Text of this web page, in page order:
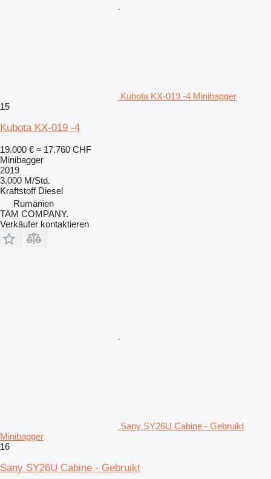
Kubota KX-019 -4 Minibagger
15
Kubota KX-019 -4
19.000 € ≈ 17.760 CHF
Minibagger
2019
3.000 M/Std.
Kraftstoff Diesel
Rumänien
TAM COMPANY.
Verkäufer kontaktieren
Sany SY26U Cabine - Gebruikt
Minibagger
16
Sany SY26U Cabine - Gebruikt